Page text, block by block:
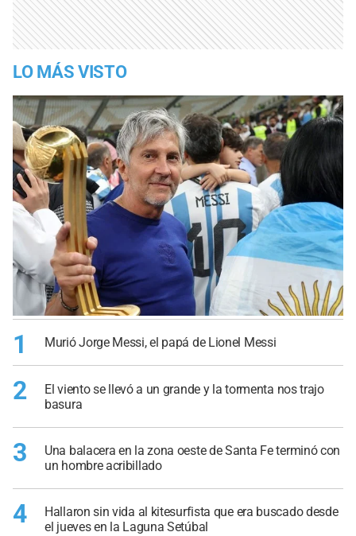
LO MÁS VISTO
1 Murió Jorge Messi, el papá de Lionel Messi
2
El viento se llevó a un grande y la tormenta nos trajo
basura
3
Una balacera en la zona oeste de Santa Fe terminó con
un hombre acribillado
4
Hallaron sin vida al kitesurfista que era buscado desde
el jueves en la Laguna Setúbal